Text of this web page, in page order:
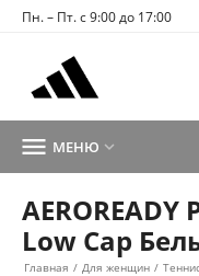
Пн. – Пт. с 9:00 до 17:00
 МЕНЮ 
Low Cap
Главная / Для женщин /